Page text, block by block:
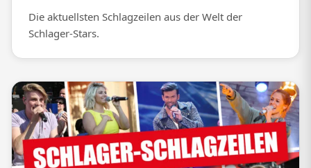
Die aktuellsten Schlagzeilen aus der Welt der
Schlager-Stars.